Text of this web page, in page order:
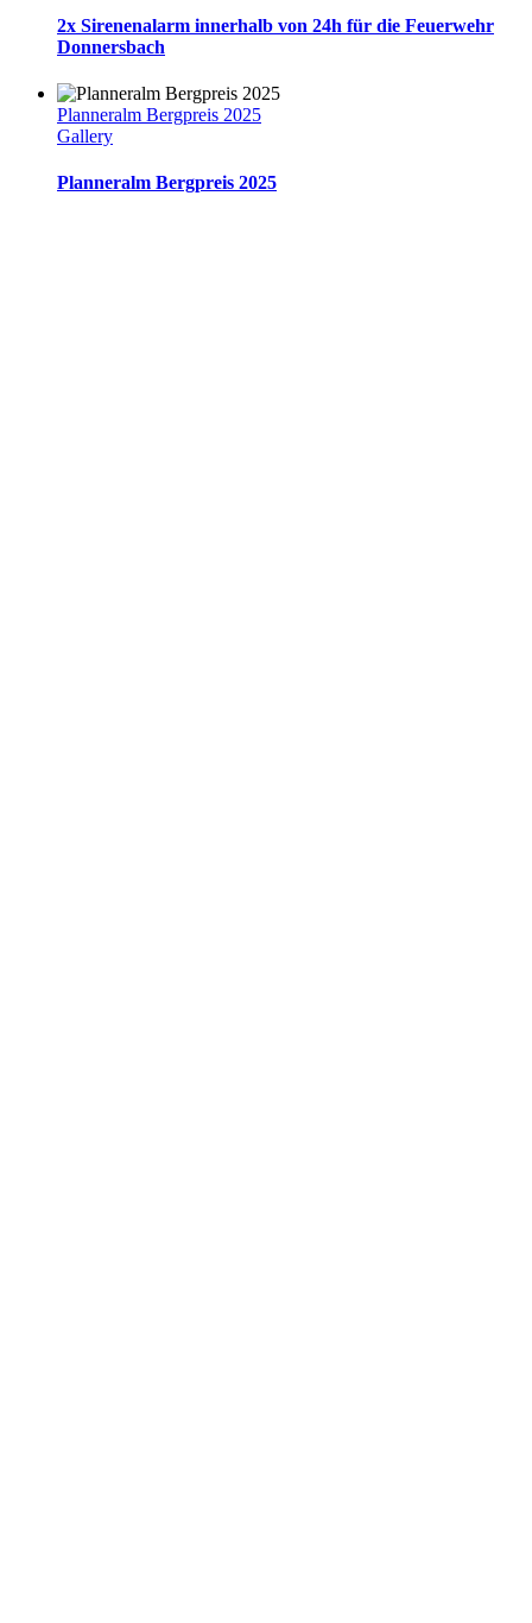
2x Sirenenalarm innerhalb von 24h für die Feuerwehr
Donnersbach
Planneralm Bergpreis 2025
Gallery
Planneralm Bergpreis 2025